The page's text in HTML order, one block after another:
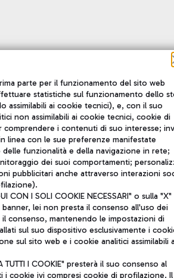
parte per il funzionamento del sito web
statistiche sul funzionamento dello
assimilabili ai cookie tecnici), e, con il suo
non assimilabili ai cookie tecnici, cookie di
comprendere i contenuti di suo interesse;
linea con le sue preferenze manifestate
funzionalità e della navigazione in rete;
dei suoi comportamenti;
pubblicitari anche attraverso interazioni
CON I SOLI COOKIE NECESSARI" o sulla "X"
lei non presta il consenso all'uso dei
consenso, mantenendo le impostazioni di
sul suo dispositivo esclusivamente i
sul sito web e i cookie analitici assimilabili
TUTTI I COOKIE" presterà il suo consenso al
i cookie ivi compresi cookie di profilazione. Il